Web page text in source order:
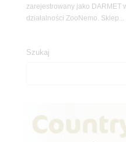
zarejestrowany jako DARMET
działalności ZooNemo. Sklep...
Szukaj